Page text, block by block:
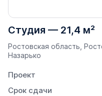
Студия — 21,4 м²
Ростовская область,
Назарько
Проект
Срок сдачи